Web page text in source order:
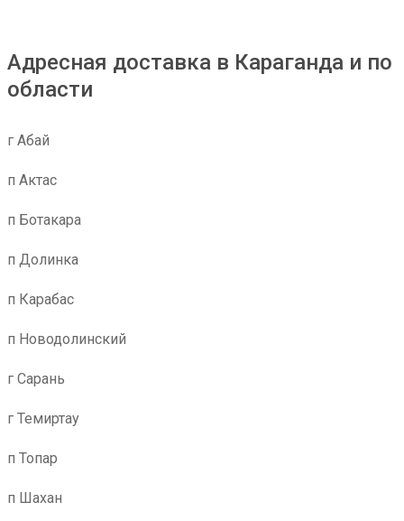
Адресная доставка в Караганда и по
области
г Абай
п Актас
п Ботакара
п Долинка
п Карабас
п Новодолинский
г Сарань
г Темиртау
п Топар
п Шахан